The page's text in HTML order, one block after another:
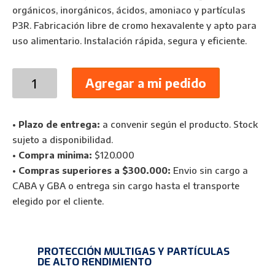
orgánicos, inorgánicos, ácidos, amoniaco y partículas
P3R. Fabricación libre de cromo hexavalente y apto para
uso alimentario. Instalación rápida, segura y eficiente.
Filtros
BLS
222
Multigas
Partículas
ABEK1P3R
cantidad
Agregar a mi pedido
• Plazo de entrega: a convenir según el producto. Stock
sujeto a disponibilidad.
• Compra minima: $120.000
• Compras superiores a $300.000: Envio sin cargo a
CABA y GBA o entrega sin cargo hasta el transporte
elegido por el cliente.
PROTECCIÓN MULTIGAS Y PARTÍCULAS
DE ALTO RENDIMIENTO